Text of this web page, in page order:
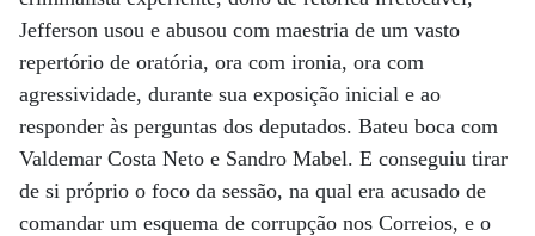
Jefferson usou e abusou com maestria de um vasto
repertório de oratória, ora com ironia, ora com
agressividade, durante sua exposição inicial e ao
responder às perguntas dos deputados. Bateu boca com
Valdemar Costa Neto e Sandro Mabel. E conseguiu tirar
de si próprio o foco da sessão, na qual era acusado de
comandar um esquema de corrupção nos Correios, e o